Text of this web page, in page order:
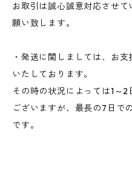
お取引は誠心誠意対応させ
願い致します。
・発送に関しましては、お
いたしております。
その時の状況によっては1～
ございますが、最長の7日で
です。